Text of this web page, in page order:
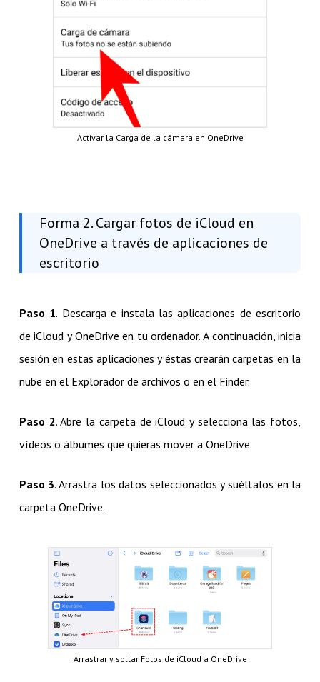
Activar la Carga de la cámara en OneDrive
Forma 2. Cargar fotos de iCloud en
OneDrive a través de aplicaciones de
escritorio
Paso 1. Descarga e instala las aplicaciones de escritorio
de iCloud y OneDrive en tu ordenador. A continuación, inicia
sesión en estas aplicaciones y éstas crearán carpetas en la
nube en el Explorador de archivos o en el Finder.
Paso 2. Abre la carpeta de iCloud y selecciona las fotos,
vídeos o álbumes que quieras mover a OneDrive.
Paso 3. Arrastra los datos seleccionados y suéltalos en la
carpeta OneDrive.
Arrastrar y soltar Fotos de iCloud a OneDrive